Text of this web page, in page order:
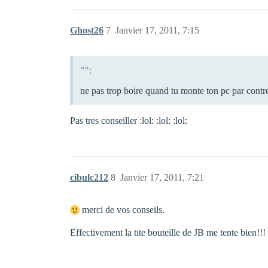
Ghost26 Janvier 17, 2011, 7:15
7
"":
ne pas trop boire quand tu monte ton pc par
Pas tres conseiller :lol: :lol: :lol:
cibulc212 Janvier 17, 2011, 7:21
8
merci de vos conseils.
Effectivement la tite bouteille de JB me tente